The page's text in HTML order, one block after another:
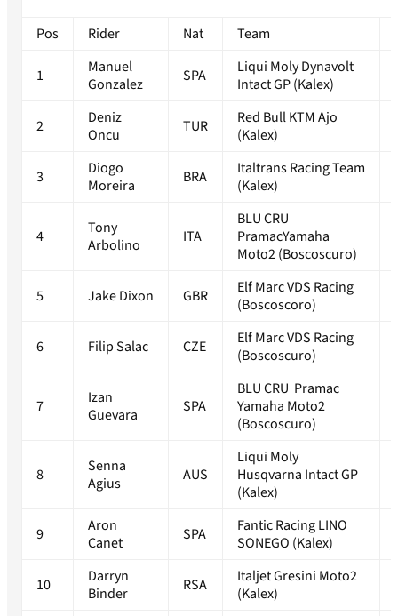
Pos Rider Nat Team
1
Manuel
Gonzalez
SPA
Liqui Moly Dynavolt
Intact GP (Kalex)
2
Deniz
Oncu
TUR
Red Bull KTM Ajo
(Kalex)
3
Diogo
Moreira
BRA
Italtrans Racing Team
(Kalex)
4
Tony
Arbolino
ITA
BLU CRU
PramacYamaha
Moto2 (Boscoscuro)
5 Jake Dixon GBR
Elf Marc VDS Racing
(Boscoscoro)
6 Filip Salac CZE
Elf Marc VDS Racing
(Boscoscuro)
7
Izan
Guevara
SPA
BLU CRU Pramac
Yamaha Moto2
(Boscoscuro)
8
Senna
Agius
AUS
Liqui Moly
Husqvarna Intact GP
(Kalex)
9
Aron
Canet
SPA
Fantic Racing LINO
SONEGO (Kalex)
10
Darryn
Binder
RSA
Italjet Gresini Moto2
(Kalex)